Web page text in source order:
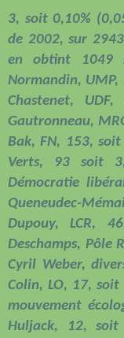
3, soit 0,10%
de 2002, sur
en obtint 1049
Normandin, UMP,
Chastenet,
Gautronneau,
Bak, FN, 153,
Verts, 93 soit
Démocratie
Queneudec-
Dupouy, LCR,
Deschamps, Pôle
Cyril Weber,
Colin, LO, 17,
mouvement
Huljack, 12, soit